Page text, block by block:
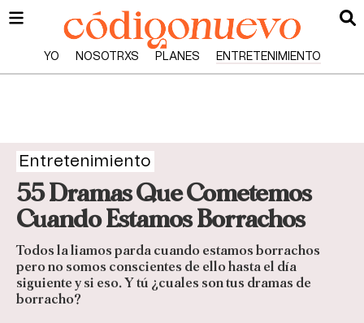
YO NOSOTRXS PLANES ENTRETENIMIENTO
Entretenimiento
55 Dramas Que Cometemos
Cuando Estamos Borrachos
Todos la liamos parda cuando estamos borrachos
pero no somos conscientes de ello hasta el día
siguiente y si eso. Y tú ¿cuales son tus dramas de
borracho?